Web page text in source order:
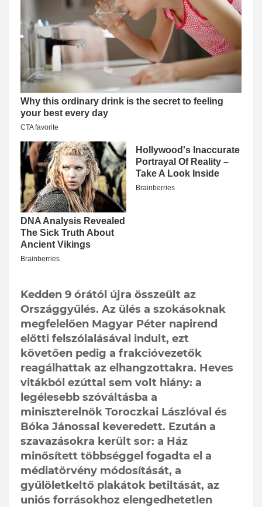
Kedden 9 órától újra összeült az
Országgyűlés. Az ülés a szokásoknak
megfelelően Magyar Péter napirend
előtti felszólalásával indult, ezt
követően pedig a frakcióvezetők
reagálhattak az elhangzottakra. Heves
vitákból ezúttal sem volt hiány: a
legélesebb szóváltásba a
miniszterelnök Toroczkai Lászlóval és
Bóka Jánossal keveredett. Ezután a
szavazásokra került sor: a Ház
minősített többséggel fogadta el a
médiatörvény módosítását, a
gyűlöletkeltő plakátok betiltását, az
uniós forrásokhoz elengedhetetlen